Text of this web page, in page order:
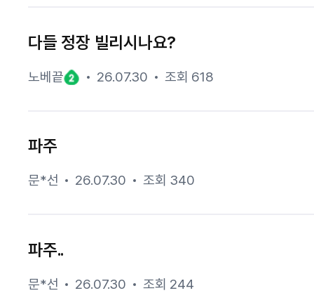
다들 정장 빌리시나요?
노베끝 26.07.30 조회 618
파주
문*선 26.07.30 조회 340
파주..
문*선 26.07.30 조회 244